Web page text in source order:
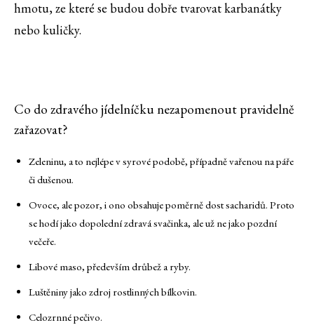
hmotu, ze které se budou dobře tvarovat karbanátky
nebo kuličky.
Co do zdravého jídelníčku nezapomenout pravidelně
zařazovat?
Zeleninu, a to nejlépe v syrové podobě, případně vařenou na páře
či dušenou.
Ovoce, ale pozor, i ono obsahuje poměrně dost sacharidů. Proto
se hodí jako dopolední zdravá svačinka, ale už ne jako pozdní
večeře.
Libové maso, především drůbež a ryby.
Luštěniny jako zdroj rostlinných bílkovin.
Celozrnné pečivo.